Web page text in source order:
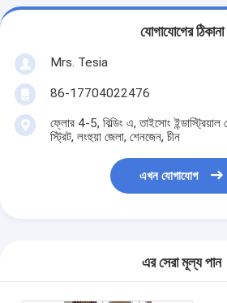
যোগাযোগের ঠিকানা
Mrs. Tesia
86-17704022476
ফ্লোর 4-5, বিল্ডিং এ, তাইসোং ইন্ডাস্ট্রিয়াল
স্ট্রিট, লংহুয়া জেলা, শেনজেন, চীন
এখন যোগাযোগ
এর সেরা মূল্য পান